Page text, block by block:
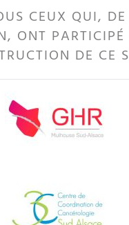
CEUX QUI, DE
ONT
DE CE